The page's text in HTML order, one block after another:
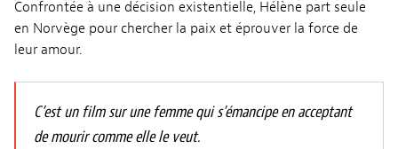
Confrontée à une décision existentielle, Hélène part seule
en Norvège pour chercher la paix et éprouver la force de
leur amour.
C’est un film sur une femme qui s’émancipe en acceptant
de mourir comme elle le veut.